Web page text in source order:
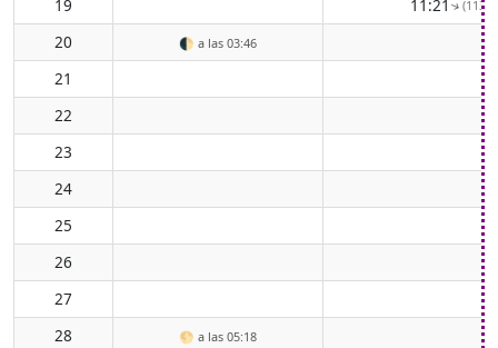
19 11:21 ↑(113°
20 🌓 a las 03:46
21
22
23
24
25
26
27
28
🌕 a las 05:18